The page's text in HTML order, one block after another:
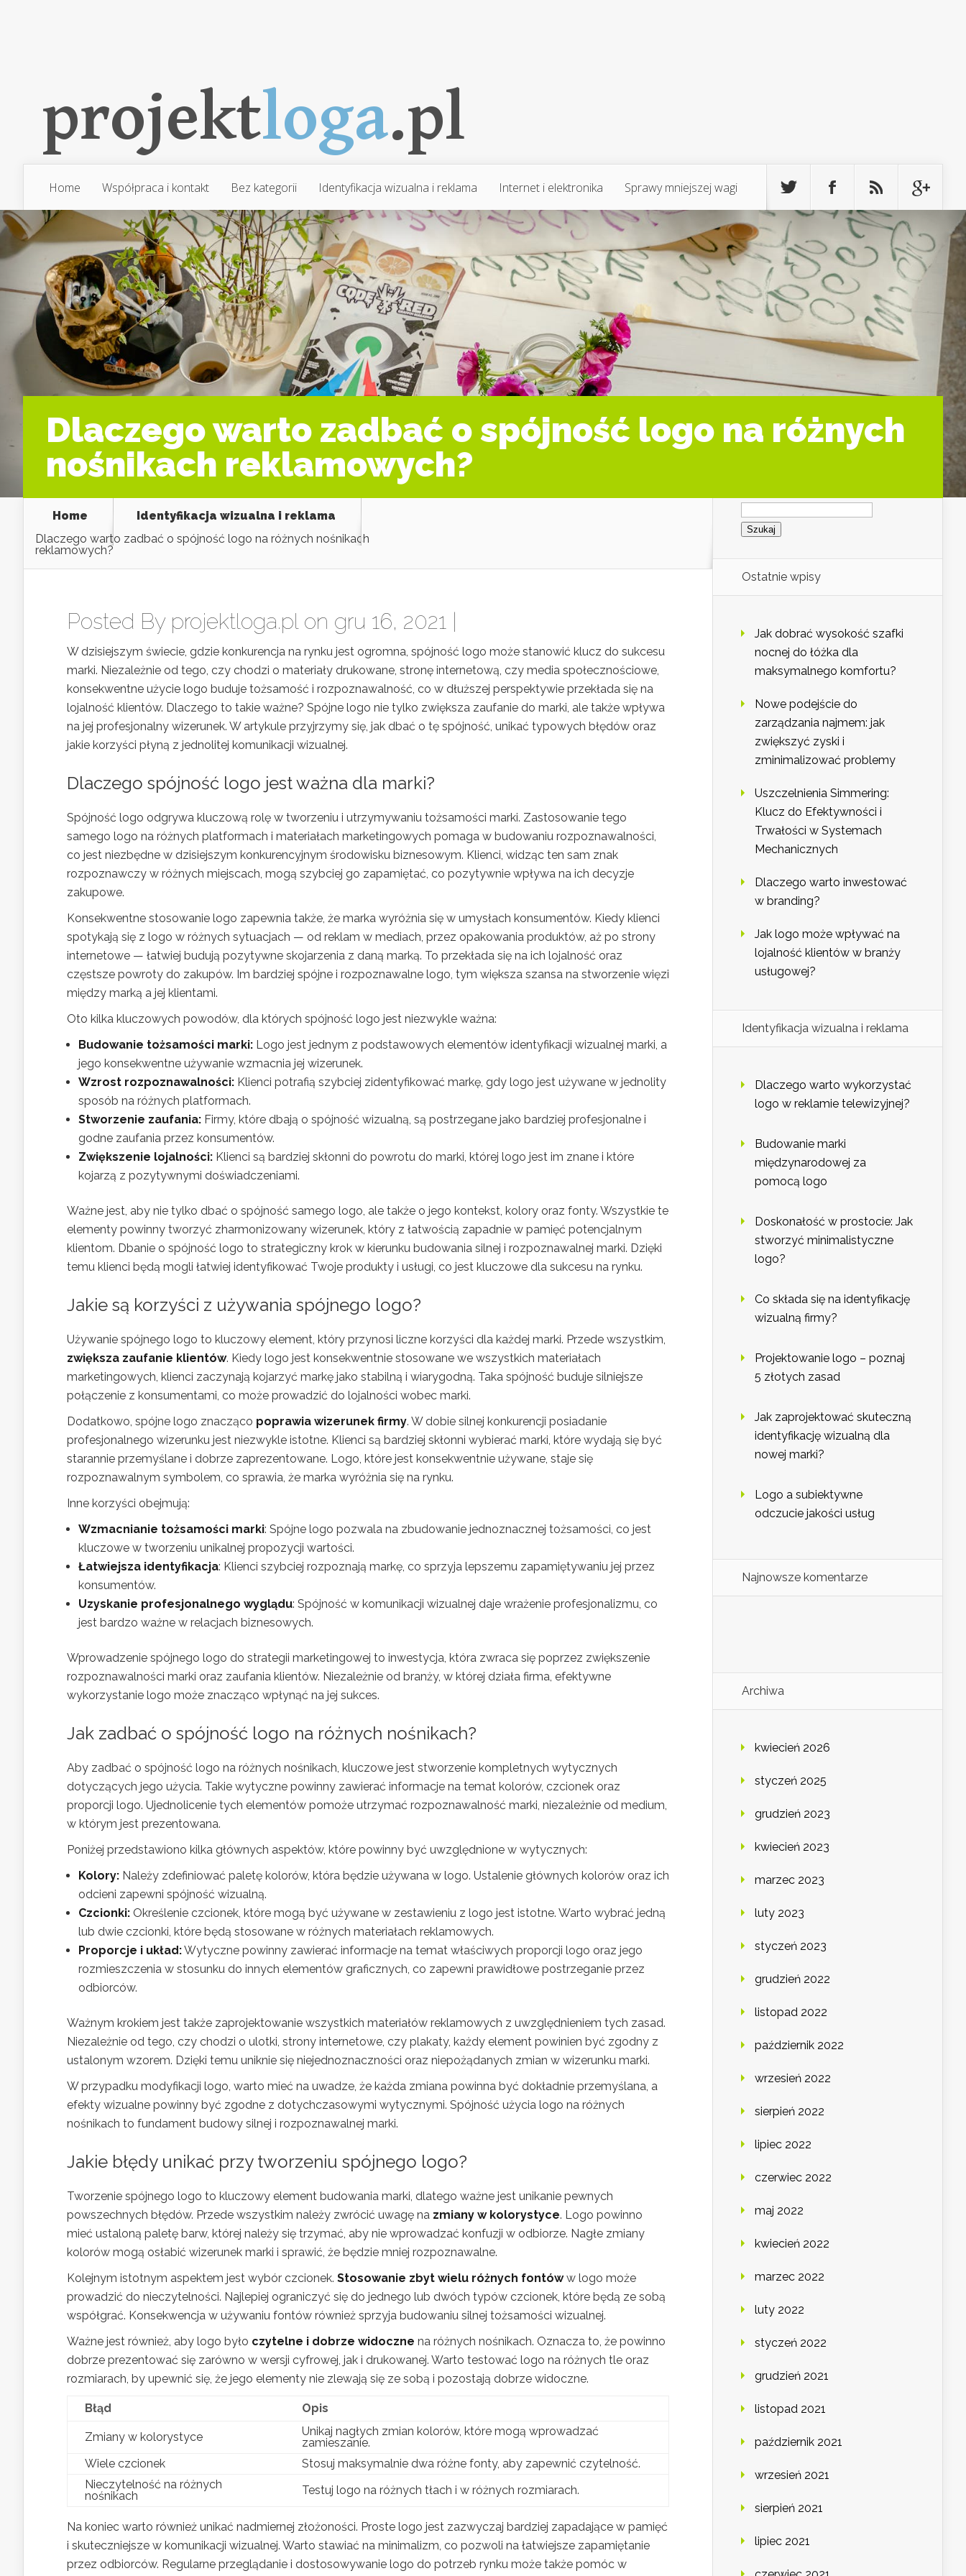
Home Współpraca i kontakt Bez kategorii Identyfikacja wizualna i reklama Internet i elektronika Sprawy mniejszej wagi
Dlaczego warto zadbać o spójność logo na różnych
nośnikach reklamowych?
Home
Identyfikacja wizualna i reklama
Dlaczego warto zadbać o spójność logo na różnych nośnikach
reklamowych?
Posted By projektloga.plon gru 16, 2021 |
W dzisiejszym świecie, gdzie konkurencja na rynku jest ogromna, spójność logo może stanowić klucz do sukcesu
marki. Niezależnie od tego, czy chodzi o materiały drukowane, stronę internetową, czy media społecznościowe,
konsekwentne użycie logo buduje tożsamość i rozpoznawalność, co w dłuższej perspektywie przekłada się na
lojalność klientów. Dlaczego to takie ważne? Spójne logo nie tylko zwiększa zaufanie do marki, ale także wpływa
na jej profesjonalny wizerunek. W artykule przyjrzymy się, jak dbać o tę spójność, unikać typowych błędów oraz
jakie korzyści płyną z jednolitej komunikacji wizualnej.
Dlaczego spójność logo jest ważna dla marki?
Spójność logo odgrywa kluczową rolę w tworzeniu i utrzymywaniu tożsamości marki. Zastosowanie tego
samego logo na różnych platformach i materiałach marketingowych pomaga w budowaniu rozpoznawalności,
co jest niezbędne w dzisiejszym konkurencyjnym środowisku biznesowym. Klienci, widząc ten sam znak
rozpoznawczy w różnych miejscach, mogą szybciej go zapamiętać, co pozytywnie wpływa na ich decyzje
zakupowe.
Konsekwentne stosowanie logo zapewnia także, że marka wyróżnia się w umysłach konsumentów. Kiedy klienci
spotykają się z logo w różnych sytuacjach — od reklam w mediach, przez opakowania produktów, aż po strony
internetowe — łatwiej budują pozytywne skojarzenia z daną marką. To przekłada się na ich lojalność oraz
częstsze powroty do zakupów. Im bardziej spójne i rozpoznawalne logo, tym większa szansa na stworzenie więzi
między marką a jej klientami.
Oto kilka kluczowych powodów, dla których spójność logo jest niezwykle ważna:
Budowanie tożsamości marki: Logo jest jednym z podstawowych elementów identyfikacji wizualnej marki, a
jego konsekwentne używanie wzmacnia jej wizerunek.
Wzrost rozpoznawalności: Klienci potrafią szybciej zidentyfikować markę, gdy logo jest używane w jednolity
sposób na różnych platformach.
Stworzenie zaufania: Firmy, które dbają o spójność wizualną, są postrzegane jako bardziej profesjonalne i
godne zaufania przez konsumentów.
Zwiększenie lojalności: Klienci są bardziej skłonni do powrotu do marki, której logo jest im znane i które
kojarzą z pozytywnymi doświadczeniami.
Ważne jest, aby nie tylko dbać o spójność samego logo, ale także o jego kontekst, kolory oraz fonty. Wszystkie te
elementy powinny tworzyć zharmonizowany wizerunek, który z łatwością zapadnie w pamięć potencjalnym
klientom. Dbanie o spójność logo to strategiczny krok w kierunku budowania silnej i rozpoznawalnej marki. Dzięki
temu klienci będą mogli łatwiej identyfikować Twoje produkty i usługi, co jest kluczowe dla sukcesu na rynku.
Jakie są korzyści z używania spójnego logo?
Używanie spójnego logo to kluczowy element, który przynosi liczne korzyści dla każdej marki. Przede wszystkim,
zwiększa zaufanie klientów. Kiedy logo jest konsekwentnie stosowane we wszystkich materiałach
marketingowych, klienci zaczynają kojarzyć markę jako stabilną i wiarygodną. Taka spójność buduje silniejsze
połączenie z konsumentami, co może prowadzić do lojalności wobec marki.
Dodatkowo, spójne logo znacząco poprawia wizerunek firmy. W dobie silnej konkurencji posiadanie
profesjonalnego wizerunku jest niezwykle istotne. Klienci są bardziej skłonni wybierać marki, które wydają się być
starannie przemyślane i dobrze zaprezentowane. Logo, które jest konsekwentnie używane, staje się
rozpoznawalnym symbolem, co sprawia, że marka wyróżnia się na rynku.
Inne korzyści obejmują:
Wzmacnianie tożsamości marki: Spójne logo pozwala na zbudowanie jednoznacznej tożsamości, co jest
kluczowe w tworzeniu unikalnej propozycji wartości.
Łatwiejsza identyfikacja: Klienci szybciej rozpoznają markę, co sprzyja lepszemu zapamiętywaniu jej przez
konsumentów.
Uzyskanie profesjonalnego wyglądu: Spójność w komunikacji wizualnej daje wrażenie profesjonalizmu, co
jest bardzo ważne w relacjach biznesowych.
Wprowadzenie spójnego logo do strategii marketingowej to inwestycja, która zwraca się poprzez zwiększenie
rozpoznawalności marki oraz zaufania klientów. Niezależnie od branży, w której działa firma, efektywne
wykorzystanie logo może znacząco wpłynąć na jej sukces.
Jak zadbać o spójność logo na różnych nośnikach?
Aby zadbać o spójność logo na różnych nośnikach, kluczowe jest stworzenie kompletnych wytycznych
dotyczących jego użycia. Takie wytyczne powinny zawierać informacje na temat kolorów, czcionek oraz
proporcji logo. Ujednolicenie tych elementów pomoże utrzymać rozpoznawalność marki, niezależnie od medium,
w którym jest prezentowana.
Poniżej przedstawiono kilka głównych aspektów, które powinny być uwzględnione w wytycznych:
Kolory: Należy zdefiniować paletę kolorów, która będzie używana w logo. Ustalenie głównych kolorów oraz ich
odcieni zapewni spójność wizualną.
Czcionki: Określenie czcionek, które mogą być używane w zestawieniu z logo jest istotne. Warto wybrać jedną
lub dwie czcionki, które będą stosowane w różnych materiałach reklamowych.
Proporcje i układ:Wytyczne powinny zawierać informacje na temat właściwych proporcji logo oraz jego
rozmieszczenia w stosunku do innych elementów graficznych, co zapewni prawidłowe postrzeganie przez
odbiorców.
Ważnym krokiem jest także zaprojektowanie wszystkich materiałów reklamowych z uwzględnieniem tych zasad.
Niezależnie od tego, czy chodzi o ulotki, strony internetowe, czy plakaty, każdy element powinien być zgodny z
ustalonym wzorem. Dzięki temu uniknie się niejednoznaczności oraz niepożądanych zmian w wizerunku marki.
W przypadku modyfikacji logo, warto mieć na uwadze, że każda zmiana powinna być dokładnie przemyślana, a
efekty wizualne powinny być zgodne z dotychczasowymi wytycznymi. Spójność użycia logo na różnych
nośnikach to fundament budowy silnej i rozpoznawalnej marki.
Jakie błędy unikać przy tworzeniu spójnego logo?
Tworzenie spójnego logo to kluczowy element budowania marki, dlatego ważne jest unikanie pewnych
powszechnych błędów. Przede wszystkim należy zwrócić uwagę na zmiany w kolorystyce. Logo powinno
mieć ustaloną paletę barw, której należy się trzymać, aby nie wprowadzać konfuzji w odbiorze. Nagłe zmiany
kolorów mogą osłabić wizerunek marki i sprawić, że będzie mniej rozpoznawalne.
Kolejnym istotnym aspektem jest wybór czcionek. Stosowanie zbyt wielu różnych fontóww logo może
prowadzić do nieczytelności. Najlepiej ograniczyć się do jednego lub dwóch typów czcionek, które będą ze sobą
współgrać. Konsekwencja w używaniu fontów również sprzyja budowaniu silnej tożsamości wizualnej.
Ważne jest również, aby logo było czytelne i dobrze widoczne na różnych nośnikach. Oznacza to, że powinno
dobrze prezentować się zarówno w wersji cyfrowej, jak i drukowanej. Warto testować logo na różnych tle oraz
rozmiarach, by upewnić się, że jego elementy nie zlewają się ze sobą i pozostają dobrze widoczne.
Błąd Opis
Zmiany w kolorystyce
Unikaj nagłych zmian kolorów, które mogą wprowadzać
zamieszanie.
Wiele czcionek
Stosuj maksymalnie dwa różne fonty, aby zapewnić czytelność.
Nieczytelność na różnych
nośnikach
Testuj logo na różnych tłach i w różnych rozmiarach.
Na koniec warto również unikać nadmiernej złożoności. Proste logo jest zazwyczaj bardziej zapadające w pamięć
i skuteczniejsze w komunikacji wizualnej. Warto stawiać na minimalizm, co pozwoli na łatwiejsze zapamiętanie
przez odbiorców. Regularne przeglądanie i dostosowywanie logo do potrzeb rynku może także pomóc w
Szukaj:
Ostatnie wpisy
Jak dobrać wysokość szafki
nocnej do łóżka dla
maksymalnego komfortu?
Nowe podejście do
zarządzania najmem: jak
zwiększyć zyski i
zminimalizować problemy
Uszczelnienia Simmering:
Klucz do Efektywności i
Trwałości w Systemach
Mechanicznych
Dlaczego warto inwestować
w branding?
Jak logo może wpływać na
lojalność klientów w branży
usługowej?
Identyfikacja wizualna i reklama
Dlaczego warto wykorzystać
logo w reklamie telewizyjnej?
Budowanie marki
międzynarodowej za
pomocą logo
Doskonałość w prostocie: Jak
stworzyć minimalistyczne
logo?
Co składa się na identyfikację
wizualną firmy?
Projektowanie logo – poznaj
5 złotych zasad
Jak zaprojektować skuteczną
identyfikację wizualną dla
nowej marki?
Logo a subiektywne
odczucie jakości usług
Najnowsze komentarze
Archiwa
kwiecień 2026
styczeń 2025
grudzień 2023
kwiecień 2023
marzec 2023
luty 2023
styczeń 2023
grudzień 2022
listopad 2022
październik 2022
wrzesień 2022
sierpień 2022
lipiec 2022
czerwiec 2022
maj 2022
kwiecień 2022
marzec 2022
luty 2022
styczeń 2022
grudzień 2021
listopad 2021
październik 2021
wrzesień 2021
sierpień 2021
lipiec 2021